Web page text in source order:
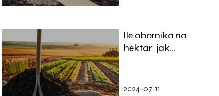
Ile obornika na
hektar: jak
2024-07-11